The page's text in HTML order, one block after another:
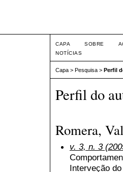
CAPA SOBRE
NOTÍCIAS
Capa > Pesquisa > Perfil
Perfil do
Romera,
v. 3, n. 3
Interveção